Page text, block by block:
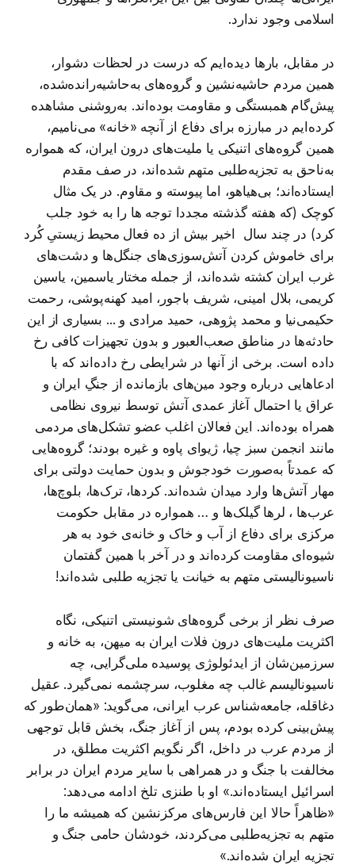
اسلامی وجود ندارد.
در مقابل، بارها دیده‌ایم که درست در لحظات دشوار،
همین مردم حاشیه‌نشین و گروه‌های به‌حاشیه‌رانده‌شده،
پیش‌گام همبستگی و مقاومت بوده‌اند. به‌روشنی مشاهده
کرده‌ایم در مبارزه برای دفاع از آنچه «خانه» می‌نامیم،
همین گروه‌های اتنیکی یا ملیت‌های درون ایران، که همواره
به‌ناحق به تجزیه‌طلبی متهم شده‌اند، در صف مقدم
ایستاده‌اند؛ بی‌هیاهو، اما پیوسته و مقاوم. در یک مثال
کوچک (که هفته گذشته مجددا توجه ها را به خود جلب
کرد) در چند سال اخیر بیش از ده فعال محیط زیستیِ کُرد
برای خاموش کردن آتش‌سوزی‌های جنگل‌ها و دشت‌های
غرب ایران کشته شده‌اند، از جمله مختار یاسمین، یاسین
کریمی، بلال امینی، شریف باجور، امید کهنه‌پوشی، رحمت
حکیمی‌نیا و محمد پژوهی، حمید مرادی و ... بسیاری از این
حادثه‌ها در مناطق صعب‌العبور و بدون تجهیزات کافی رخ
داده است. برخی از آنها در شرایطی رخ داده‌اند که با
ادعاهایی درباره وجود مین‌های بازمانده از جنگِ ایران و
عراق یا احتمال آغاز عمدی آتش توسط نیروی نظامی
همراه بوده‌اند. این فعالان اغلب عضو تشکل‌های مردمی
مانند انجمن سبز چیا، ژیوای پاوه و غیره بودند؛ گروه‌هایی
که عمدتاً به‌صورت خودجوش و بدون حمایت دولتی برای
مهار آتش‌ها وارد میدان شده‌اند. کردها، ترک‌ها، بلوچ‌ها،
عرب‌ها ، لرها گیلک‌ها و … همواره در مقابل حکومت
مرکزی برای دفاع از آب و خاک و خانه‌ی خود به هر
شیوه‌ای مقاومت کرده‌اند و در آخر با همین گفتمان
ناسیونالیستی متهم به خیانت یا تجزیه طلبی شده‌اند!
صرف نظر از برخی گروه‌های شونیستی اتنیکی، نگاه
اکثریت ملیت‌های درون فلات ایران به میهن، به خانه و
سرزمین‌شان از ایدئولوژی پوسیده ملی‌گرایی، چه
ناسیونالیسم غالب چه مغلوب، سرچشمه نمی‌گیرد. عقیل
دغاقله، جامعه‌شناس عرب ایرانی، می‌گوید: «همان‌طور که
پیش‌بینی کرده بودم، پس از آغاز جنگ، بخش قابل توجهی
از مردم عرب در داخل، اگر نگویم اکثریت مطلق، در
مخالفت با جنگ و در همراهی با سایر مردم ایران در برابر
اسرائیل ایستاده‌اند.» او با طنزی تلخ ادامه می‌دهد:
«ظاهراً حالا این فارس‌های مرکزنشین که همیشه ما را
متهم به تجزیه‌طلبی می‌کردند، خودشان حامی جنگ و
تجزیه ایران شده‌اند.»